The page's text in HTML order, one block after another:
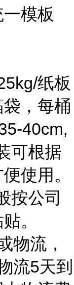
模板
纸板
，每桶
40cm,
可根据
使用。
按公司
。
物流，
流5天到